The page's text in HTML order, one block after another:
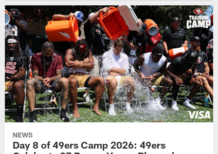
NEWS
Day 8 of 49ers Camp 2026: 49ers